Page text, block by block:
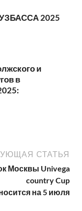
2025
и
в
СТАТЬЯ
Москвы Univega
country Cup
на 5 июля